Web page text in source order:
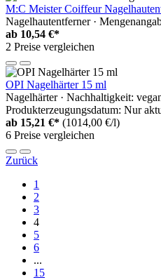
M:C Meister Coiffeur
Nagelhautentferner ·
ab 10,54 €*
2 Preise vergleichen
OPI Nagelhärter 15 ml
Nagelhärter · Nachhaltigkeit:
Produkterzeugungsdatum: Nur
ab 15,21 €* (1014,00 €/l)
6 Preise vergleichen
Zurück
1
2
3
4
5
6
...
15